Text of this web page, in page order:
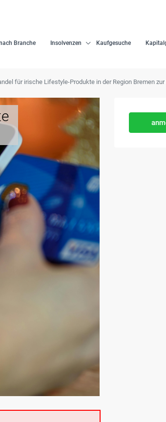
Branche Insolvenzen Kaufgesuche
für irische Lifestyle-Produkte in der Region Bremen